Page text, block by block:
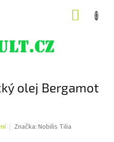
olej Bergamot
Značka: Nobilis Tilia